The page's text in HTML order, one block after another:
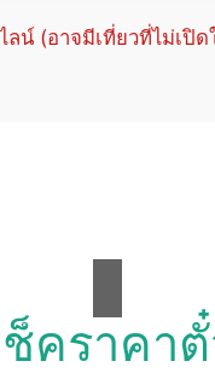
ลน์ (อาจมีเที่ยวที่ไม่เ
คราคา